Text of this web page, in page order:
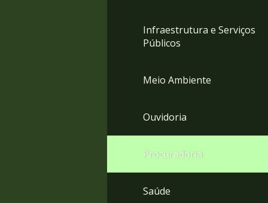
Infraestrutura e Serviços
Públicos
Meio Ambiente
Ouvidoria
Procuradoria
Saúde